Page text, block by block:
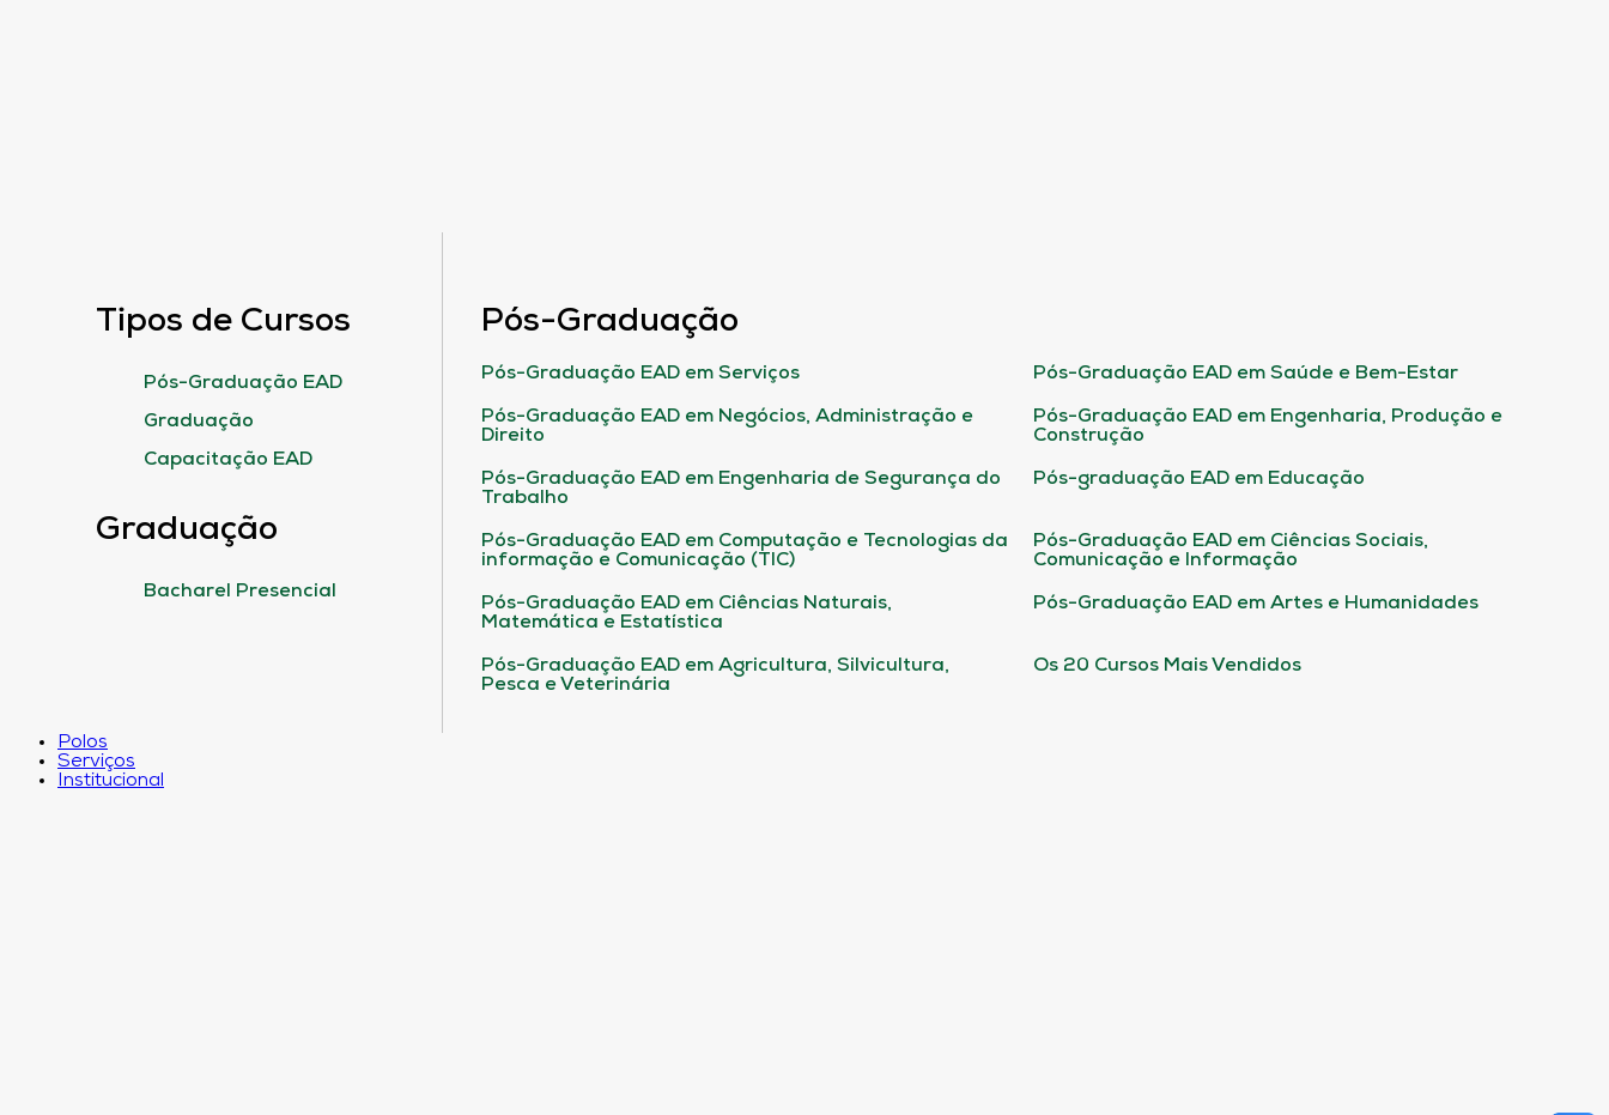
Tipos de Cursos
Pós-Graduação EAD
Graduação
Capacitação EAD
Graduação
Bacharel Presencial
Pós-Graduação
Pós-Graduação EAD em Serviços Pós-Graduação EAD em Saúde e Bem-Estar
Pós-Graduação EAD em Negócios, Administração e
Direito
Pós-Graduação EAD em Engenharia, Produção e
Construção
Pós-Graduação EAD em Engenharia de Segurança do
Trabalho
Pós-graduação EAD em Educação
Pós-Graduação EAD em Computação e Tecnologias da
informação e Comunicação (TIC)
Pós-Graduação EAD em Ciências Sociais,
Comunicação e Informação
Pós-Graduação EAD em Ciências Naturais,
Matemática e Estatística
Pós-Graduação EAD em Artes e Humanidades
Pós-Graduação EAD em Agricultura, Silvicultura,
Pesca e Veterinária
Os 20 Cursos Mais Vendidos
Polos
Serviços
Institucional